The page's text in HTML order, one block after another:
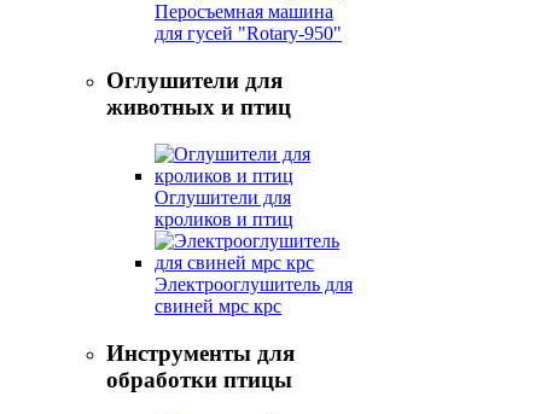
Перосъемная машина
для гусей "Rotary-950"
Оглушители для
животных и птиц
Оглушители для
кроликов и птиц
Электрооглушитель для
свиней мрс крс
Инструменты для
обработки птицы